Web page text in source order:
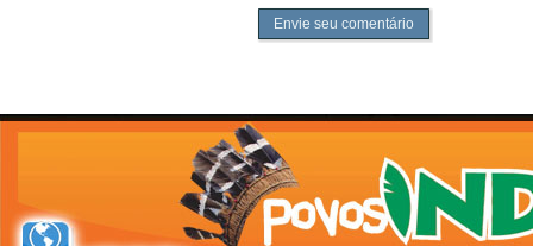
Envie seu comentário